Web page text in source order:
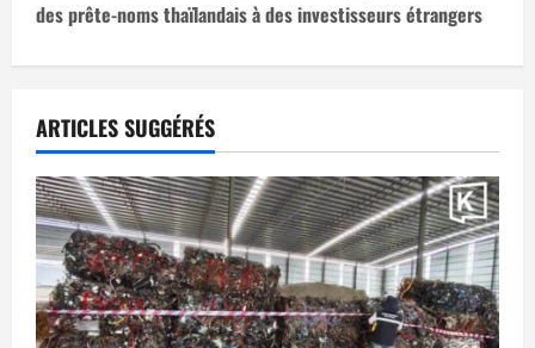
a
t
i
o
n
d
des prête-noms thaïlandais à des investisseurs étrangers
ARTICLES SUGGÉRÉS